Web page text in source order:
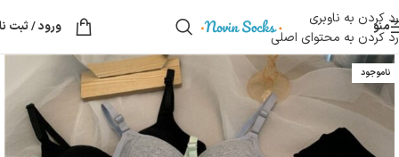
رد کردن به ناوبری
رد کردن به محتوای اصلی
منو ورود / ثبت
ناموجود